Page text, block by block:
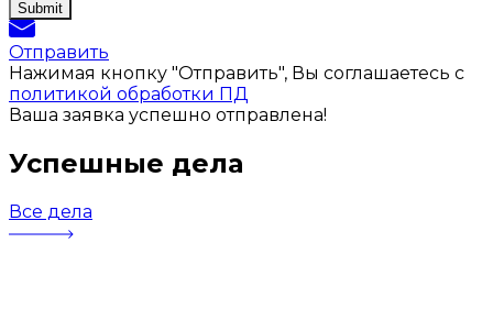
Отправить
Нажимая кнопку "Отправить", Вы соглашаетесь с
политикой обработки ПД
Ваша заявка успешно отправлена!
Успешные дела
Все дела